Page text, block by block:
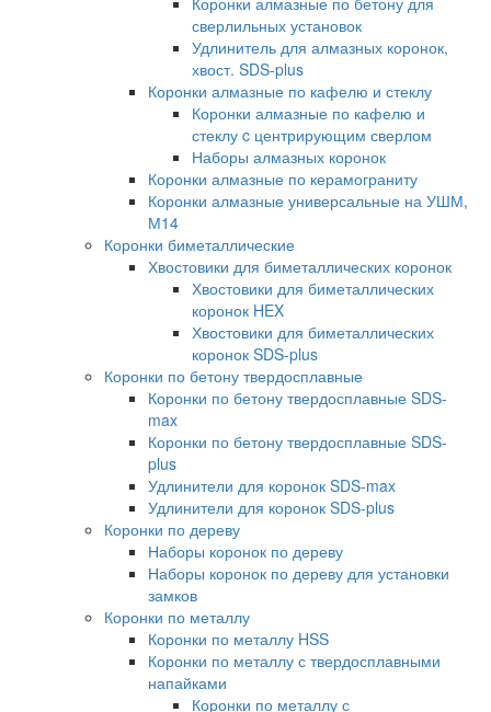
сверлильных установок
Удлинитель для алмазных коронок,
хвост. SDS-plus
Коронки алмазные по кафелю и стеклу
Коронки алмазные по кафелю и
стеклу c центрирующим сверлом
Наборы алмазных коронок
Коронки алмазные по керамограниту
Коронки алмазные универсальные на УШМ,
М14
Коронки биметаллические
Хвостовики для биметаллических коронок
Хвостовики для биметаллических
коронок HEX
Хвостовики для биметаллических
коронок SDS-plus
Коронки по бетону твердосплавные
Коронки по бетону твердосплавные SDS-
max
Коронки по бетону твердосплавные SDS-
plus
Удлинители для коронок SDS-max
Удлинители для коронок SDS-plus
Коронки по дереву
Наборы коронок по дереву
Наборы коронок по дереву для установки
замков
Коронки по металлу
Коронки по металлу HSS
Коронки по металлу с твердосплавными
напайками
Коронки по металлу с